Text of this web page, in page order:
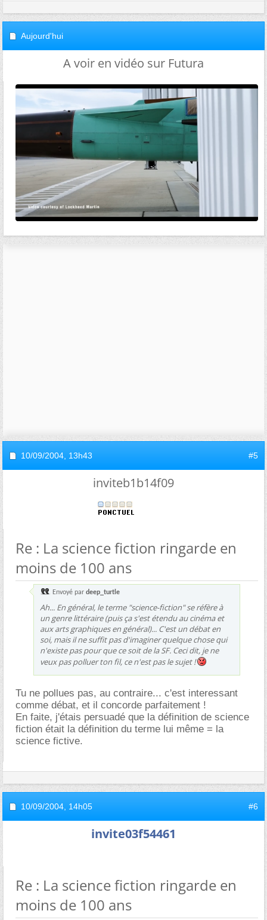
Aujourd'hui
A voir en vidéo sur Futura
10/09/2004, 13h43 #5
inviteb1b14f09
Re : La science fiction ringarde en
moins de 100 ans
Envoyé par deep_turtle
Ah... En général, le terme "science-fiction" se réfère à
un genre littéraire (puis ça s'est étendu au cinéma et
aux arts graphiques en général)... C'est un débat en
soi, mais il ne suffit pas d'imaginer quelque chose qui
n'existe pas pour que ce soit de la SF. Ceci dit, je ne
veux pas polluer ton fil, ce n'est pas le sujet !
Tu ne pollues pas, au contraire... c'est interessant
comme débat, et il concorde parfaitement !
En faite, j'étais persuadé que la définition de science
fiction était la définition du terme lui même = la
science fictive.
10/09/2004, 14h05 #6
invite03f54461
Re : La science fiction ringarde en
moins de 100 ans